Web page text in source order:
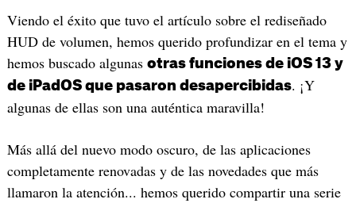
Viendo el éxito que tuvo el artículo sobre el rediseñado
HUD de volumen, hemos querido profundizar en el tema y
hemos buscado algunas otras funciones de iOS 13 y
de iPadOS que pasaron desapercibidas. ¡Y
algunas de ellas son una auténtica maravilla!
Más allá del nuevo modo oscuro, de las aplicaciones
completamente renovadas y de las novedades que más
llamaron la atención... hemos querido compartir una serie